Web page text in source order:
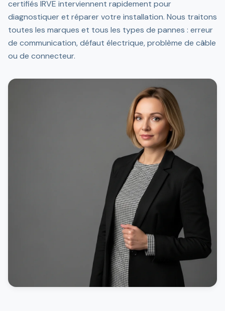
certifiés IRVE interviennent rapidement pour
diagnostiquer et réparer votre installation. Nous traitons
toutes les marques et tous les types de pannes : erreur
de communication, défaut électrique, problème de câble
ou de connecteur.